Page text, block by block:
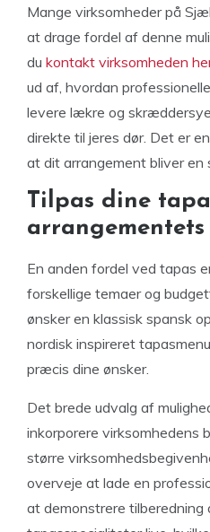
Mange virksomheder på
at drage fordel af denne
du kontakt virksomheden
ud af, hvordan
levere lækre og
direkte til jeres dør. Det er
at dit arrangement bliver en
Tilpas dine
arrangementets
En anden fordel ved tapas
forskellige temaer og
ønsker en klassisk spansk
nordisk inspireret
præcis dine ønsker.
Det brede udvalg af
inkorporere virksomhedens
større
overveje at lade en
at demonstrere tilberedning